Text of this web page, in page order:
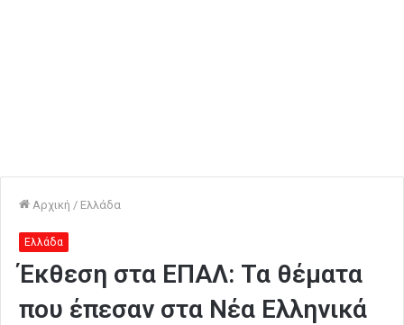
Αρχική / Ελλάδα
Ελλάδα
Έκθεση στα ΕΠΑΛ: Τα θέματα
που έπεσαν στα Νέα Ελληνικά